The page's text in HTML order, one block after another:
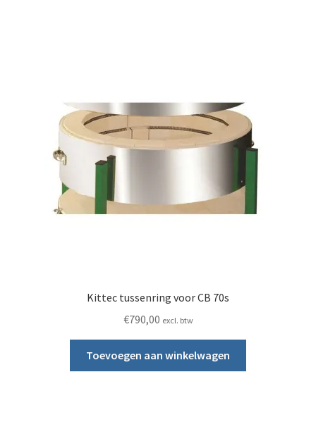
Kittec tussenring voor CB 70s
€790,00 excl. btw
Toevoegen aan winkelwagen